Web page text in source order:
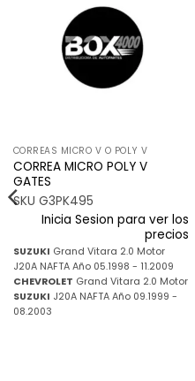
deseos
CORREAS MICRO V O POLY V
CORREA MICRO POLY V
GATES
SKU G3PK495
Inicia Sesion para ver los
precios
SUZUKI Grand Vitara 2.0 Motor
J20A NAFTA Año 05.1998 - 11.2009
CHEVROLET Grand Vitara 2.0 Motor
SUZUKI J20A NAFTA Año 09.1999 -
08.2003